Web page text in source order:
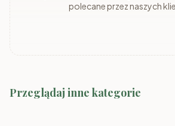
polecane przez naszych
Przeglądaj inne kategorie
Meble SMYK I